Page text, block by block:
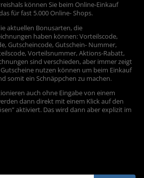
können Sie beim Online-Einkauf
für fast 5.000 Online- Shops.
aktuellen Bonusarten, die
haben können: Vorteilscode,
Gutscheincode, Gutschein- Nummer,
Vorteilsnummer, Aktions-Rabatt,
sind verschieden, aber immer zeigt
Gutscheine nutzen können um beim Einkauf
somit ein Schnäppchen zu machen.
auch ohne Eingabe von einem
dann direkt mit einem Klick auf den
aktiviert. Das wird dann aber explizit im